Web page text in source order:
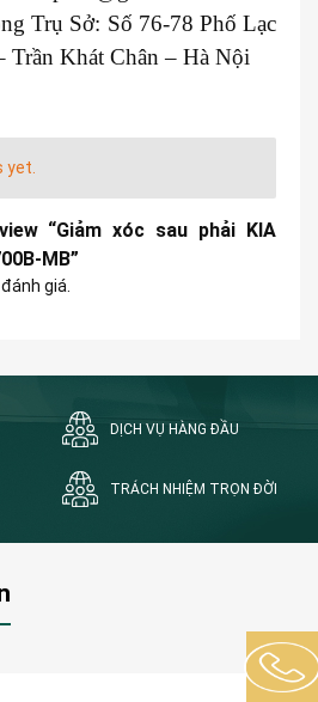
Trụ Sở: Số 76-78 Phố Lạc
Trần Khát Chân – Hà Nội
yet.
“Giảm xóc sau phải KIA
MB”
giá.
DỊCH VỤ HÀNG ĐẦU
TRÁCH NHIỆM TRỌN ĐỜI